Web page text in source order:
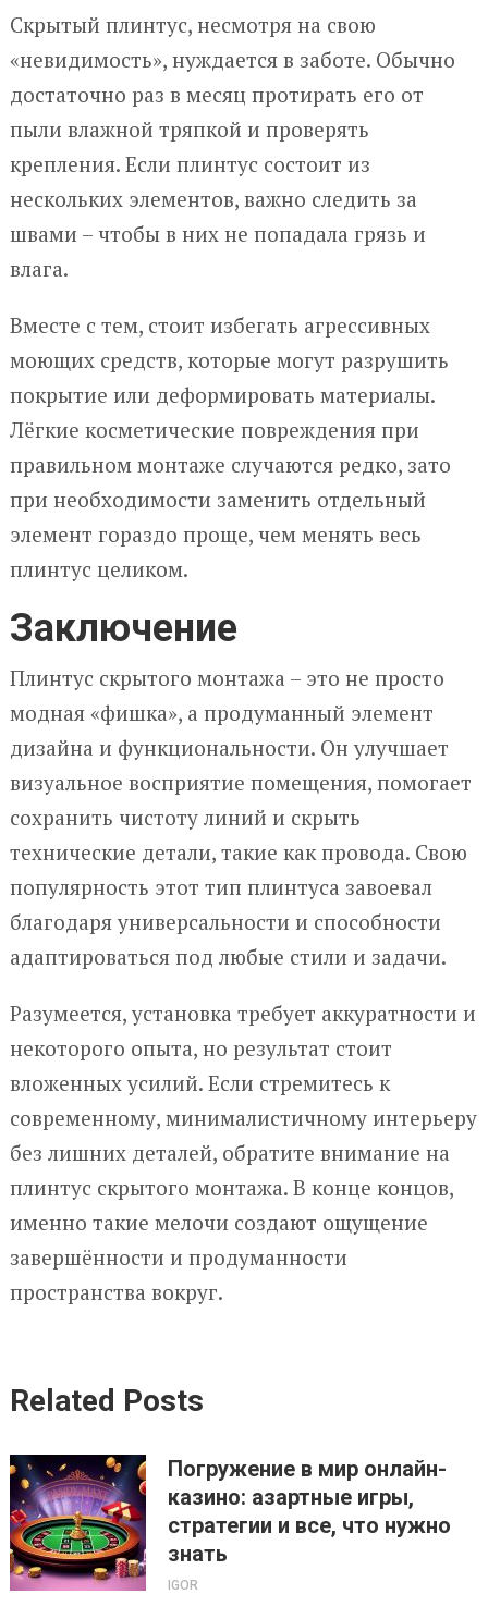
Скрытый плинтус, несмотря на свою
«невидимость», нуждается в заботе. Обычно
достаточно раз в месяц протирать его от
пыли влажной тряпкой и проверять
крепления. Если плинтус состоит из
нескольких элементов, важно следить за
швами – чтобы в них не попадала грязь и
влага.
Вместе с тем, стоит избегать агрессивных
моющих средств, которые могут разрушить
покрытие или деформировать материалы.
Лёгкие косметические повреждения при
правильном монтаже случаются редко, зато
при необходимости заменить отдельный
элемент гораздо проще, чем менять весь
плинтус целиком.
Заключение
Плинтус скрытого монтажа – это не просто
модная «фишка», а продуманный элемент
дизайна и функциональности. Он улучшает
визуальное восприятие помещения, помогает
сохранить чистоту линий и скрыть
технические детали, такие как провода. Свою
популярность этот тип плинтуса завоевал
благодаря универсальности и способности
адаптироваться под любые стили и задачи.
Разумеется, установка требует аккуратности и
некоторого опыта, но результат стоит
вложенных усилий. Если стремитесь к
современному, минималистичному интерьеру
без лишних деталей, обратите внимание на
плинтус скрытого монтажа. В конце концов,
именно такие мелочи создают ощущение
завершённости и продуманности
пространства вокруг.
Related Posts
Погружение в мир онлайн-
казино: азартные игры,
стратегии и все, что нужно
знать
IGOR